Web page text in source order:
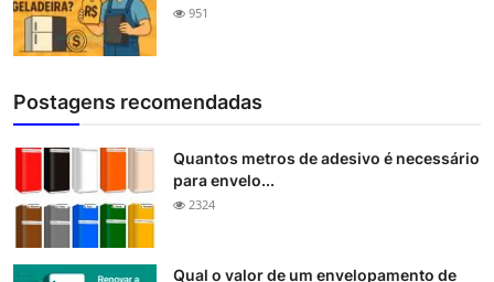
951
Postagens recomendadas
Quantos metros de adesivo é necessário
para envelo...
2324
Qual o valor de um envelopamento de